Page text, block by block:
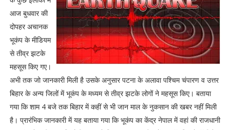
आज बुधवार की
दोपहर अचानक
भूकंप के मीडियम
से तीव्र झटके
महसूस किए गए।
अभी तक जो जानकारी मिली है उसके अनुसार पटना के अलावा पश्चिम चंपारण व उत्तर
बिहार के अन्य जिलों में भूकंप के मध्यम से तीव्र झटके लोगों ने महसूस किए। बताया
गया कि शाम 4 बजे तक बिहार में कहीं से भी जान माल के नुकसान की खबर नहीं मिली
है। प्रारंभिक जानकारी में यह बताया गया कि भूकंप का केंद्र नेपाल में वहां की राजधानी